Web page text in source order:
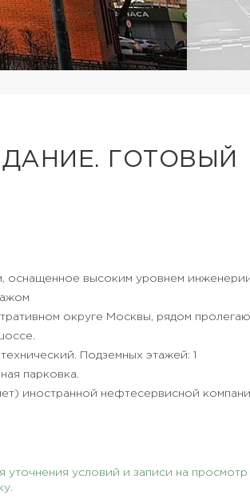
ГОТОВЫЙ
оснащенное высоким уровнем
округе Москвы, рядом
Подземных этажей: 1
парковка.
иностранной нефтесервисной
условий и записи на просмотр